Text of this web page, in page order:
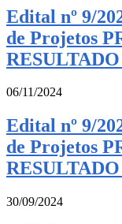
Edital nº 9/
de Projetos
06/11/2024
Edital nº 9/
de Projetos
30/09/2024